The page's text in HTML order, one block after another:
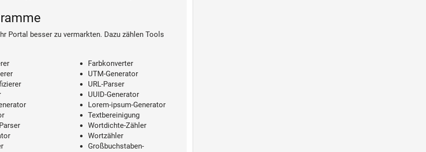
Portal besser zu vermarkten. Dazu zählen Tools
Farbkonverter
UTM-Generator
URL-Parser
UUID-Generator
Lorem-ipsum-Generator
Textbereinigung
Wortdichte-Zähler
Wortzähler
Großbuchstaben-